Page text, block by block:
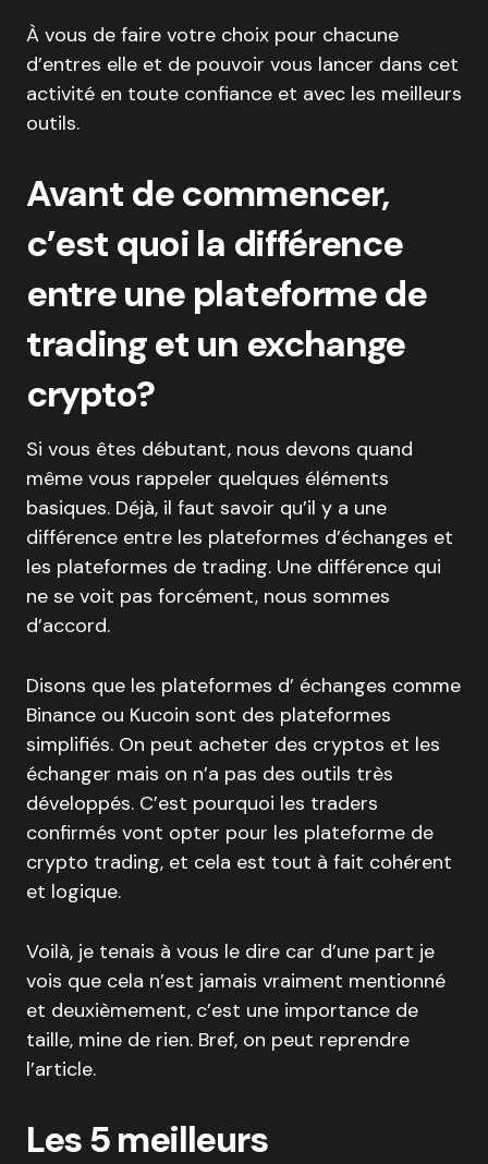
À vous de faire votre choix pour chacune
d’entres elle et de pouvoir vous lancer dans cet
activité en toute confiance et avec les meilleurs
outils.
Avant de commencer,
c’est quoi la différence
entre une plateforme de
trading et un exchange
crypto?
Si vous êtes débutant, nous devons quand
même vous rappeler quelques éléments
basiques. Déjà, il faut savoir qu’il y a une
différence entre les plateformes d’échanges et
les plateformes de trading. Une différence qui
ne se voit pas forcément, nous sommes
d’accord.
Disons que les plateformes d’ échanges comme
Binance ou Kucoin sont des plateformes
simplifiés. On peut acheter des cryptos et les
échanger mais on n’a pas des outils très
développés. C’est pourquoi les traders
confirmés vont opter pour les plateforme de
crypto trading, et cela est tout à fait cohérent
et logique.
Voilà, je tenais à vous le dire car d’une part je
vois que cela n’est jamais vraiment mentionné
et deuxièmement, c’est une importance de
taille, mine de rien. Bref, on peut reprendre
l’article.
Les 5 meilleurs